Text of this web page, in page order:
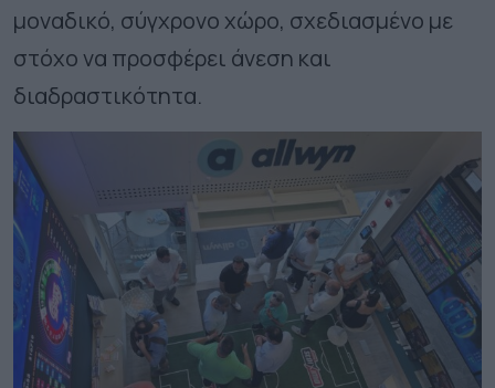
μοναδικό, σύγχρονο χώρο, σχεδιασμένο με
στόχο να προσφέρει άνεση και
διαδραστικότητα.